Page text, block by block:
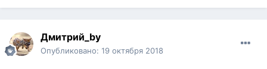
Дмитрий_by
Опубликовано: 19 октября 2018